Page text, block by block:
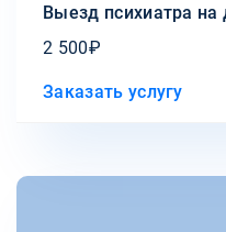
Выезд психиатра на
2 500₽
Заказать услугу